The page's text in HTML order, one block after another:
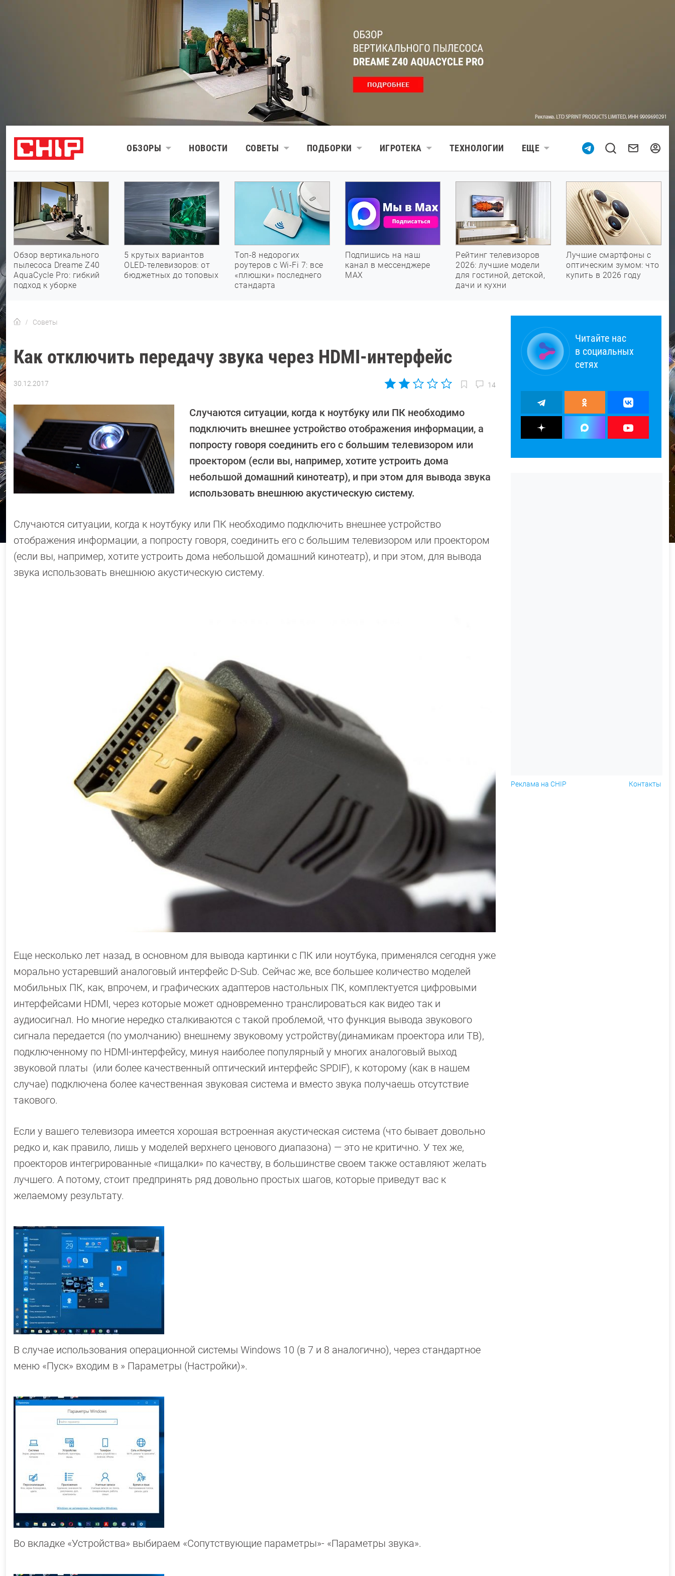
ОБЗОРЫ НОВОСТИ СОВЕТЫ ПОДБОРКИ ИГРОТЕКА ТЕХНОЛОГИИ ЕЩЕ
Обзор вертикального
пылесоса Dreame Z40
AquaCycle Pro: гибкий
подход к уборке
5 крутых вариантов
OLED-телевизоров: от
бюджетных до топовых
Топ-8 недорогих
роутеров с Wi-Fi 7: все
«плюшки» последнего
стандарта
Подпишись на наш
канал в мессенджере
МАХ
Рейтинг телевизоров
2026: лучшие модели
для гостиной, детской,
дачи и кухни
Лучшие смартфоны с
оптическим зумом: что
купить в 2026 году
Советы
Как отключить передачу звука через HDMI-интерфейс
30.12.2017
Динаев
14
Случаются ситуации, когда к ноутбуку или ПК необходимо
подключить внешнее устройство отображения информации, а
попросту говоря соединить его с большим телевизором или
проектором (если вы, например, хотите устроить дома
небольшой домашний кинотеатр), и при этом для вывода звука
использовать внешнюю акустическую систему.
Случаются ситуации, когда к ноутбуку или ПК необходимо подключить внешнее устройство
отображения информации, а попросту говоря, соединить его с большим телевизором или проектором
(если вы, например, хотите устроить дома небольшой домашний кинотеатр), и при этом, для вывода
звука использовать внешнюю акустическую систему.
Еще несколько лет назад, в основном для вывода картинки с ПК или ноутбука, применялся сегодня уже
морально устаревший аналоговый интерфейс D-Sub. Сейчас же, все большее количество моделей
мобильных ПК, как, впрочем, и графических адаптеров настольных ПК, комплектуется цифровыми
интерфейсами HDMI, через которые может одновременно транслироваться как видео так и
аудиосигнал. Но многие нередко сталкиваются с такой проблемой, что функция вывода звукового
сигнала передается (по умолчанию) внешнему звуковому устройству(динамикам проектора или ТВ),
подключенному по HDMI-интерфейсу, минуя наиболее популярный у многих аналоговый выход
звуковой платы (или более качественный оптический интерфейс SPDIF), к которому (как в нашем
случае) подключена более качественная звуковая система и вместо звука получаешь отсутствие
такового.
Если у вашего телевизора имеется хорошая встроенная акустическая система (что бывает довольно
редко и, как правило, лишь у моделей верхнего ценового диапазона) — это не критично. У тех же,
проекторов интегрированные «пищалки» по качеству, в большинстве своем также оставляют желать
лучшего. А потому, стоит предпринять ряд довольно простых шагов, которые приведут вас к
желаемому результату.
В случае использования операционной системы Windows 10 (в 7 и 8 аналогично), через стандартное
меню «Пуск» входим в » Параметры (Настройки)».
Во вкладке «Устройства» выбираем «Сопутствующие параметры»- «Параметры звука».
Читайте нас
в социальных
сетях
Реклама на CHIP Контакты